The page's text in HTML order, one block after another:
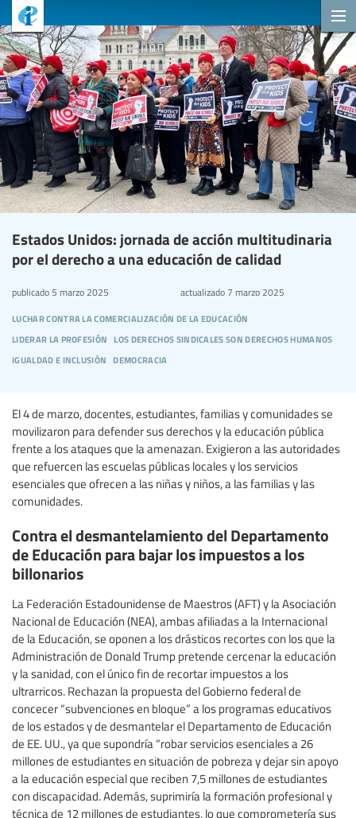
Estados Unidos: jornada de acción multitudinaria
por el derecho a una educación de calidad
luchar contra la comercialización de la educación
liderar la profesión los derechos sindicales son derechos humanos
igualdad e inclusión democracia
publicado 5 marzo 2025 actualizado7 marzo 2025
El 4 de marzo, docentes, estudiantes, familias y comunidades se
movilizaron para defender sus derechos y la educación pública
frente a los ataques que la amenazan. Exigieron a las autoridades
que refuercen las escuelas públicas locales y los servicios
esenciales que ofrecen a las niñas y niños, a las familias y las
comunidades.
Contra el desmantelamiento del Departamento
de Educación para bajar los impuestos a los
billonarios
La Federación Estadounidense de Maestros (AFT) y la Asociación
Nacional de Educación (NEA), ambas afiliadas a la Internacional
de la Educación, se oponen a los drásticos recortes con los que la
Administración de Donald Trump pretende cercenar la educación
y la sanidad, con el único fin de recortar impuestos a los
ultrarricos. Rechazan la propuesta del Gobierno federal de
concecer “subvenciones en bloque” a los programas educativos
de los estados y de desmantelar el Departamento de Educación
de EE. UU., ya que supondría “robar servicios esenciales a 26
millones de estudiantes en situación de pobreza y dejar sin apoyo
a la educación especial que reciben 7,5 millones de estudiantes
con discapacidad. Además, suprimiría la formación profesional y
técnica de 12 millones de estudiantes, lo que comprometería sus